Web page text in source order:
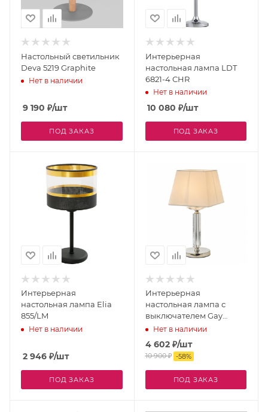
Настольный светильник
Deva 5219 Graphite
Нет в наличии
9 190 ₽/шт
ПОД ЗАКАЗ
Интерьерная
настольная лампа LDT
6821-4 CHR
Нет в наличии
10 080 ₽/шт
ПОД ЗАКАЗ
Интерьерная
настольная лампа Elia
855/LM
Нет в наличии
2 946 ₽/шт
ПОД ЗАКАЗ
Интерьерная
настольная лампа с
выключателем Gay
APL.754.04.01
Нет в наличии
4 602₽/шт
10 900₽ -58%
ПОД ЗАКАЗ